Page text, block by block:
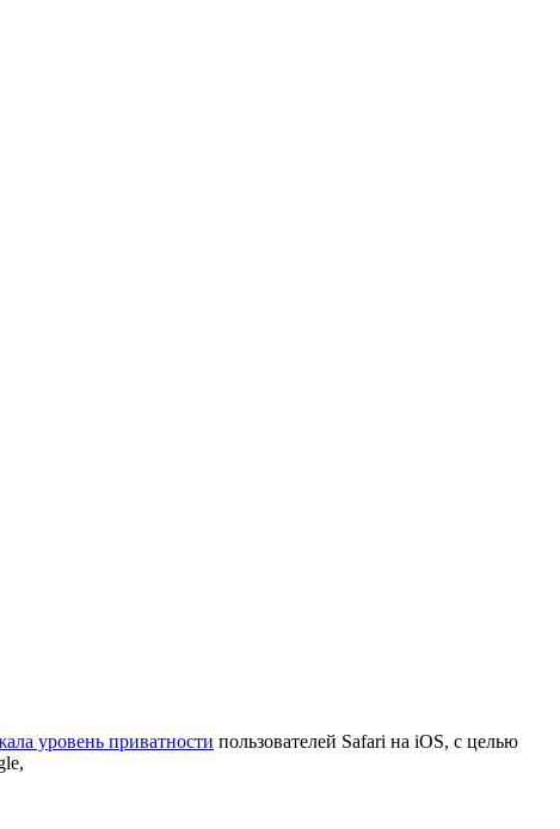
уровень приватности пользователей Safari на iOS, с целью